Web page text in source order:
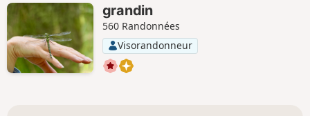
grandin
560 Randonnées
Visorandonneur